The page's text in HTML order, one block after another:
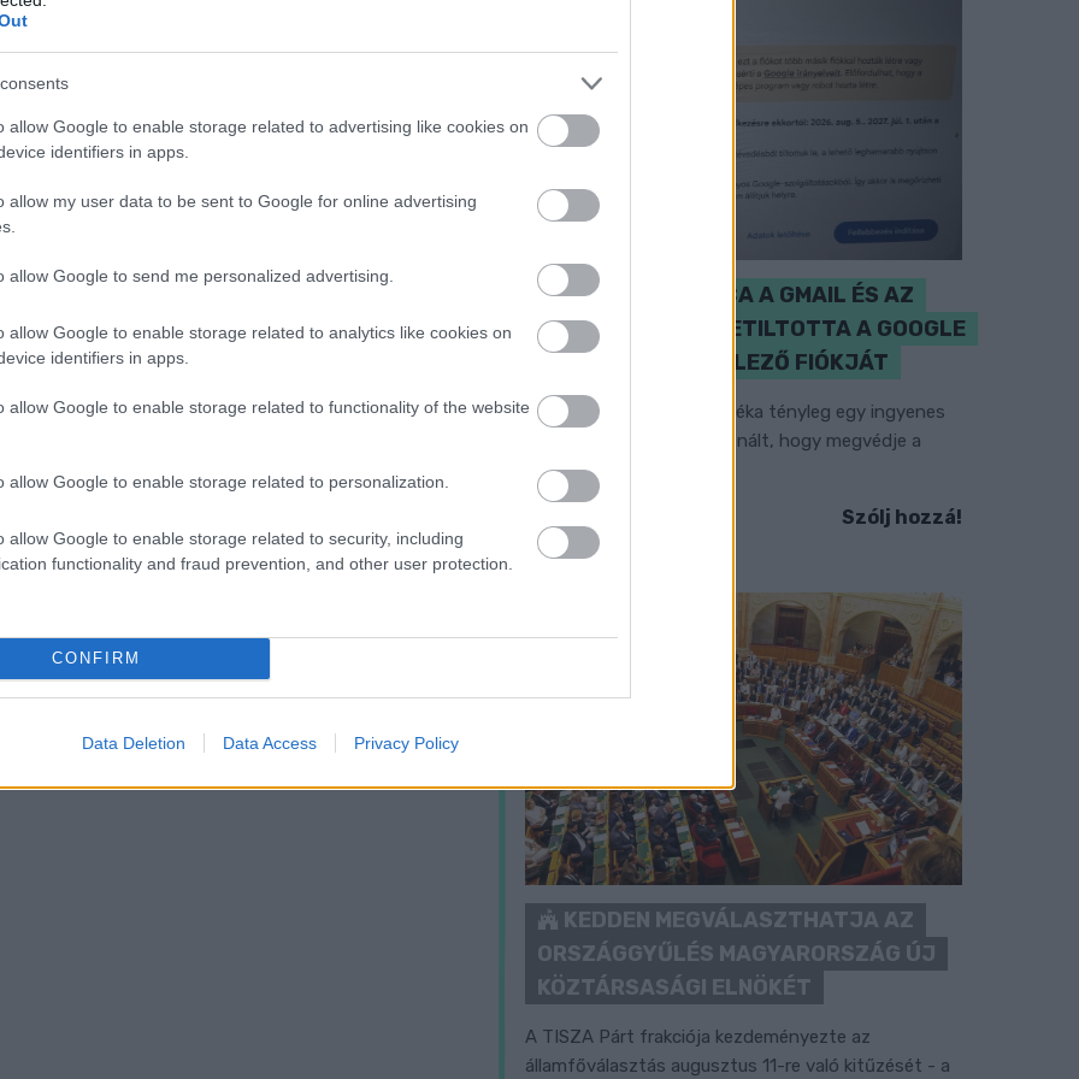
allow Google to enable storage related to advertising like cookies on
identifiers in apps.
allow my user data to be sent to Google for online advertising
allow Google to send me personalized advertising.
allow Google to enable storage related to analytics like cookies on
identifiers in apps.
allow Google to enable storage related to functionality of the website
allow Google to enable storage related to personalization.
allow Google to enable storage related to security, including
functionality and fraud prevention, and other user protection.
CONFIRM
Data Deletion Data Access Privacy Policy
CZUNYINÉ HARCA A GMAIL ÉS AZ
ÖNKÉNY ELLEN - LETILTOTTA A GOOGLE
A VÉDVONAL LEVELEZŐ FIÓKJÁT
Nem vicc! A Fidesz maradéka tényleg egy ingyenes
e-mail szolgáltatást használt, hogy megvédje a
Fidesz maradékát.
Szólj hozzá!
KEDDEN MEGVÁLASZTHATJA AZ
ORSZÁGGYŰLÉS MAGYARORSZÁG ÚJ
KÖZTÁRSASÁGI ELNÖKÉT
A TISZA Párt frakciója kezdeményezte az
államfőválasztás augusztus 11-re való kitűzését - a